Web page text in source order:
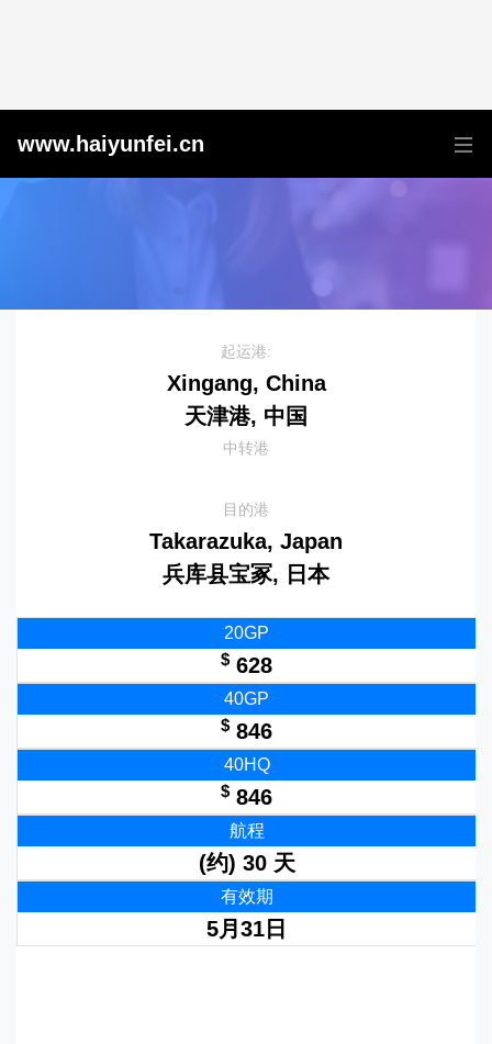
www.haiyunfei.cn
起运港:
Xingang, China
天津港, 中国
中转港
目的港
Takarazuka, Japan
兵库县宝冢, 日本
20GP
$ 628
40GP
$ 846
40HQ
$ 846
航程
(约) 30 天
有效期
5月31日